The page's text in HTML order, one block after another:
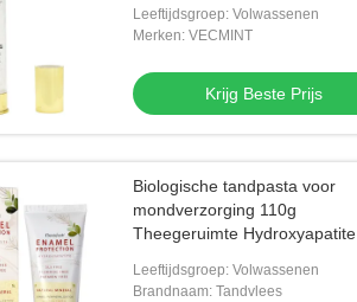
Leeftijdsgroep: Volwassenen
Merken: VECMINT
Krijg Beste Prijs
Biologische tandpasta voor
mondverzorging 110g
Theegeruimte Hydroxyapatite
plantenextracten
Leeftijdsgroep: Volwassenen
Brandnaam: Tandvlees